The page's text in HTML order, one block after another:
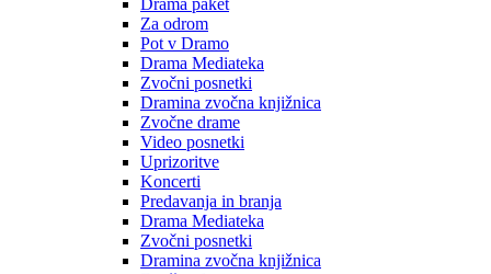
Drama paket
Za odrom
Pot v Dramo
Drama Mediateka
Zvočni posnetki
Dramina zvočna knjižnica
Zvočne drame
Video posnetki
Uprizoritve
Koncerti
Predavanja in branja
Drama Mediateka
Zvočni posnetki
Dramina zvočna knjižnica